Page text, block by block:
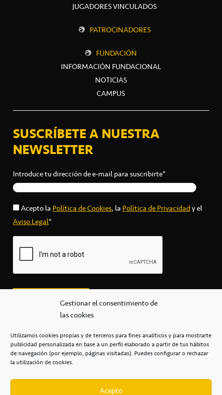
Gestionar el consentimiento de
las cookies
Utilizamos cookies propias y de terceros para fines analíticos y para mostrarte
publicidad personalizada en base a un perfil elaborado a partir de tus hábitos
de navegación (por ejemplo, páginas visitadas). Puedes configurar o rechazar
la utilización de cookies.
Acepto
JUGADORES VINCULADOS
PATROCINADORES
FUNDACIÓN
INFORMACIÓN FUNDACIONAL
NOTICIAS
CAMPUS
SUSCRÍBETE A NUESTRA
NEWSLETTER
Introduce tu dirección de e-mail para suscribirte*
Acepto laPolítica de Cookies, laPolítica de Privacidady el
Aviso Legal*
secretaria@cbcanarias.es
+34 922 253 684
Casa del Deporte / 38108 – La Laguna